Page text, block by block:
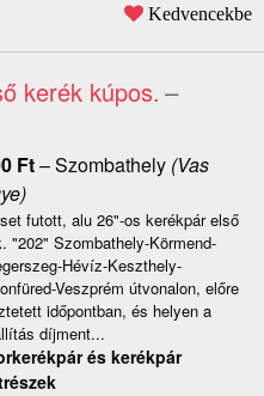
Kedvencekbe
kerék kúpos. –
Ft–Szombathely(Vas
futott, alu 26"-os kerékpár első
"202" Szombathely-Körmend-
Hévíz-Keszthely-
Veszprém útvonalon, előre
időpontban, és helyen a
díjment...
és kerékpár